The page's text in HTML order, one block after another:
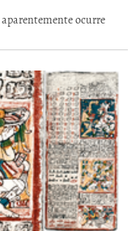
aparentemente ocurre